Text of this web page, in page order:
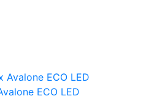
ECO LED